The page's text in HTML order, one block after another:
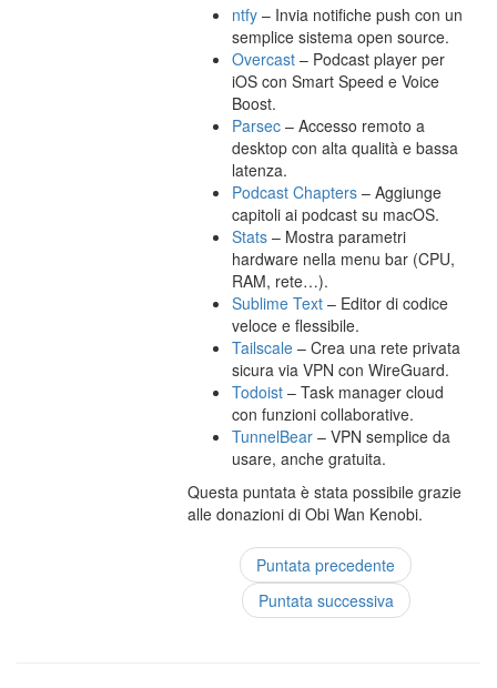
ntfy – Invia notifiche push con un
semplice sistema open source.
Overcast – Podcast player per
iOS con Smart Speed e Voice
Boost.
Parsec – Accesso remoto a
desktop con alta qualità e bassa
latenza.
Podcast Chapters – Aggiunge
capitoli ai podcast su macOS.
Stats – Mostra parametri
hardware nella menu bar (CPU,
RAM, rete…).
Sublime Text – Editor di codice
veloce e flessibile.
Tailscale – Crea una rete privata
sicura via VPN con WireGuard.
Todoist – Task manager cloud
con funzioni collaborative.
TunnelBear – VPN semplice da
usare, anche gratuita.
Questa puntata è stata possibile grazie
alle donazioni di Obi Wan Kenobi.
Puntata precedente
Puntata successiva